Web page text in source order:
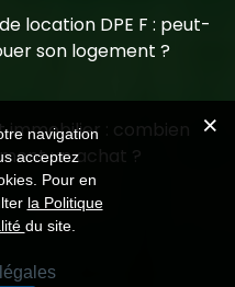
location DPE F : peut-
son logement ?
immobilier : combien
un achat ?
navigation
acceptez
Pour en
la Politique
du site.